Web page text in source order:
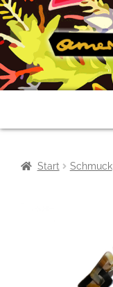
springen
springen
Start Schmuck